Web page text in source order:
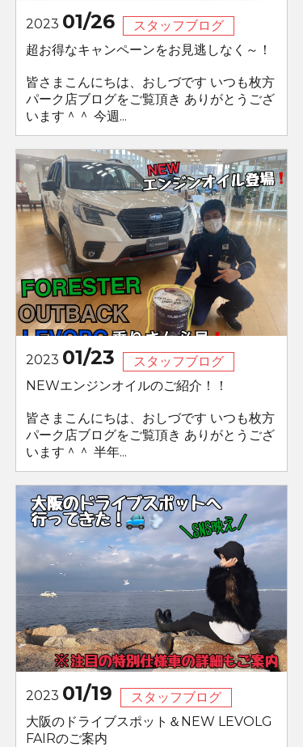
2023 01/26
スタッフブログ
超お得なキャンペーンをお見逃しなく～！
皆さまこんにちは、おしづです いつも枚方
パーク店ブログをご覧頂き ありがとうござ
います＾＾ 今週...
2023 01/23
スタッフブログ
NEWエンジンオイルのご紹介！！
皆さまこんにちは、おしづです いつも枚方
パーク店ブログをご覧頂き ありがとうござ
います＾＾ 半年...
2023 01/19
スタッフブログ
大阪のドライブスポット＆NEW LEVOLG
FAIRのご案内